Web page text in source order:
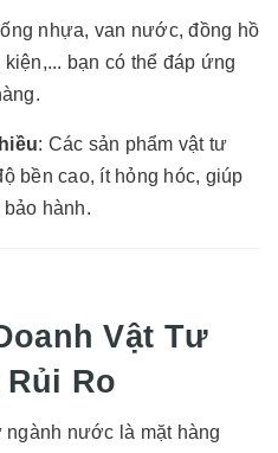
nhựa, van nước, đồng hồ
bạn có thể đáp ứng
: Các sản phẩm vật tư
bền cao, ít hỏng hóc, giúp
hành.
Vật Tư
Ro
ngành nước là mặt hàng